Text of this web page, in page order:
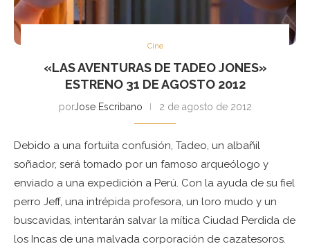
Cine
«LAS AVENTURAS DE TADEO JONES»
ESTRENO 31 DE AGOSTO 2012
porJose Escribano 2 de agosto de 2012
Debido a una fortuita confusión, Tadeo, un albañil
soñador, será tomado por un famoso arqueólogo y
enviado a una expedición a Perú. Con la ayuda de su fiel
perro Jeff, una intrépida profesora, un loro mudo y un
buscavidas, intentarán salvar la mítica Ciudad Perdida de
los Incas de una malvada corporación de cazatesoros.